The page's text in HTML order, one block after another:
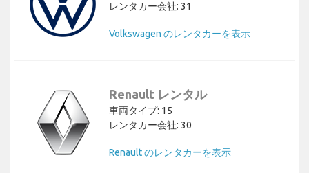
レンタカー会社: 31
Volkswagen のレンタカーを表示
Renault レンタル
車両タイプ: 15
レンタカー会社: 30
Renault のレンタカーを表示